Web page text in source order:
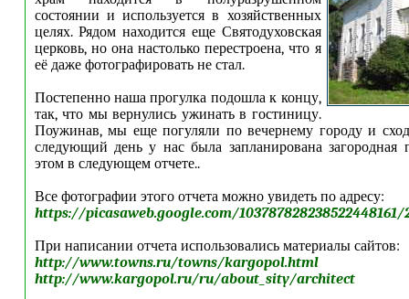
состоянии и используется в хозяйственных
целях. Рядом находится еще Святодуховская
церковь, но она настолько перестроена, что я
её даже фотографировать не стал.
Постепенно наша прогулка подошла к концу,
так, что мы вернулись ужинать в гостиницу.
Поужинав, мы еще погуляли по вечернему городу и
следующий день у нас была запланирована загородная
этом в следующем отчете..
Все фотографии этого отчета можно увидеть по адресу:
https://picasaweb.google.com/103787828238522448161/
При написании отчета использовались материалы сайтов:
http://www.towns.ru/towns/kargopol.html
http://www.kargopol.ru/ru/about_sity/architect